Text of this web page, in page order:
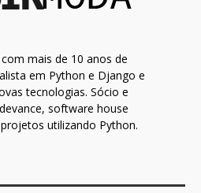
mais de 10 anos de
em Python e Django e
tecnologias. Sócio e
software house
utilizando Python.